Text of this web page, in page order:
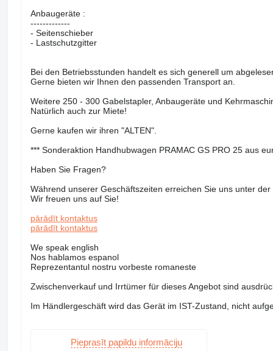
Anbaugeräte :
-------------
- Seitenschieber
- Lastschutzgitter
Bei den Betriebsstunden handelt es sich generell um
Gerne bieten wir Ihnen den passenden Transport an.
Weitere 250 - 300 Gabelstapler, Anbaugeräte und
Natürlich auch zur Miete!
Gerne kaufen wir ihren "ALTEN".
*** Sonderaktion Handhubwagen PRAMAC GS PRO 25 aus
Haben Sie Fragen?
Während unserer Geschäftszeiten erreichen Sie uns unter
Wir freuen uns auf Sie!
pārādīt kontaktus
pārādīt kontaktus
We speak english
Nos hablamos espanol
Reprezentantul nostru vorbeste romaneste
Zwischenverkauf und Irrtümer für dieses Angebot sind
Im Händlergeschäft wird das Gerät im IST-Zustand, nicht
Pieprasīt papildu informāciju